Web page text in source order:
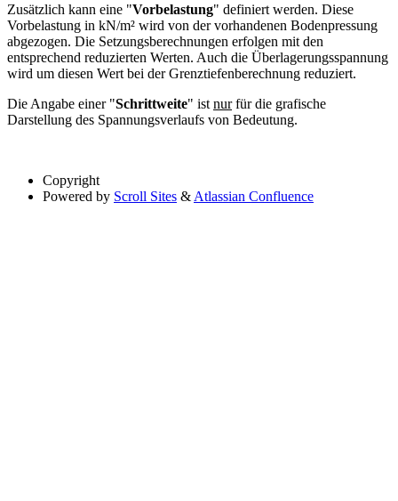
Zusätzlich kann eine "Vorbelastung" definiert werden. Diese
Vorbelastung in kN/m² wird von der vorhandenen Bodenpressung
abgezogen. Die Setzungsberechnungen erfolgen mit den
entsprechend reduzierten Werten. Auch die Überlagerungsspannung
wird um diesen Wert bei der Grenztiefenberechnung reduziert.
Die Angabe einer "Schrittweite" ist nurfür die grafische
Darstellung des Spannungsverlaufs von Bedeutung.
Copyright
Powered by Scroll Sites & Atlassian Confluence